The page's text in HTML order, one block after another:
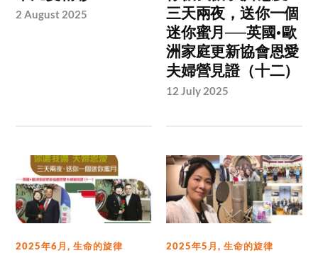
2 August 2025
三天兩夜，送你一個
迷你蜜月──英國•歐
洲家庭更新協會恩愛
夫婦營見證（十二）
12 July 2025
2025年6月,生命的旋律 2025年5月,生命的旋律